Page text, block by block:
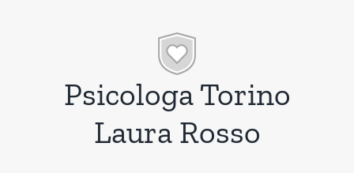
Psicologa Torino
Laura Rosso